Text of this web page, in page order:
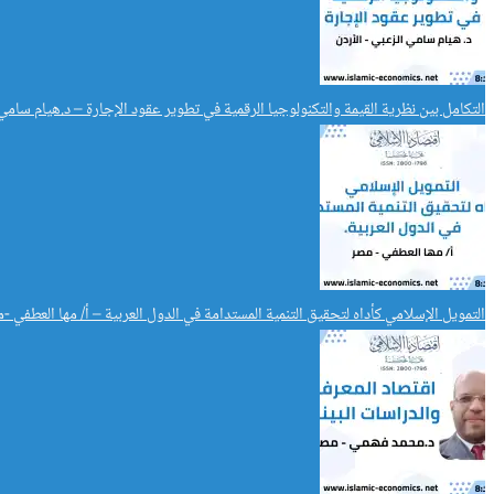
التكامل بين نظرية القيمة والتكنولوجيا الرقمية في تطوير عقود الإجارة – د.هيام
التمويل الإسلامي كأداه لتحقيق التنمية المستدامة في الدول العربية – أ/ مها